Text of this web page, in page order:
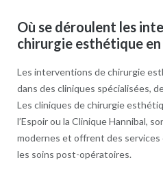
Où se déroulent les
chirurgie esthétique en
Les interventions de chirurgie
dans des cliniques spécialisées,
Les cliniques de chirurgie
l’Espoir ou la Clinique Hannibal,
modernes et offrent des services
les soins post-opératoires.